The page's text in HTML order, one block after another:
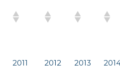
2011 2012 2013